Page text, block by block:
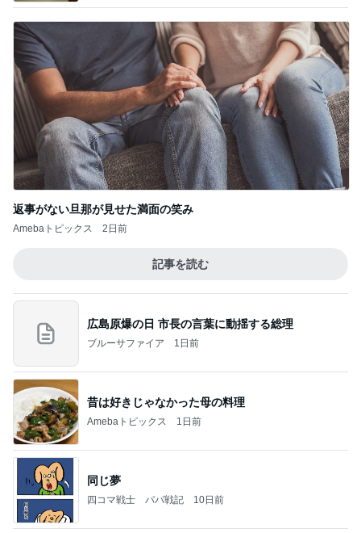
返事がない旦那が見せた満面の笑み
Amebaトピックス 2日前
記事を読む
広島原爆の日 市長の言葉に動揺する総理
ブルーサファイア 1日前
昔は好きじゃなかった母の料理
Amebaトピックス 1日前
同じ夢
四コマ戦士 パパ戦記 10日前